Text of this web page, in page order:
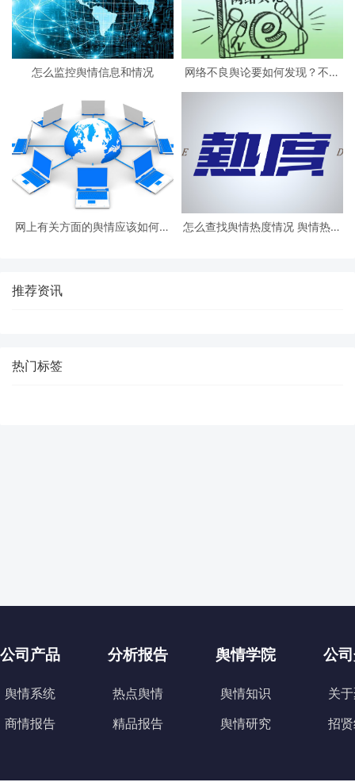
怎么监控舆情信息和情况
网络不良舆论要如何发现？不良
网上有关方面的舆情应该如何收
怎么查找舆情热度情况 舆情热度
推荐资讯
热门标签
公司产品
舆情系统
商情报告
分析报告
热点舆情
精品报告
舆情学院
舆情知识
舆情研究
公
关
招